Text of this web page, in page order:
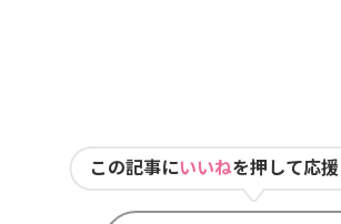
この記事にいいねを押して応